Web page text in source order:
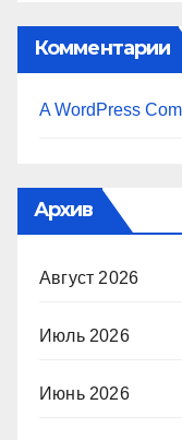
Комментарии
A WordPress
Архив
Август 2026
Июль 2026
Июнь 2026